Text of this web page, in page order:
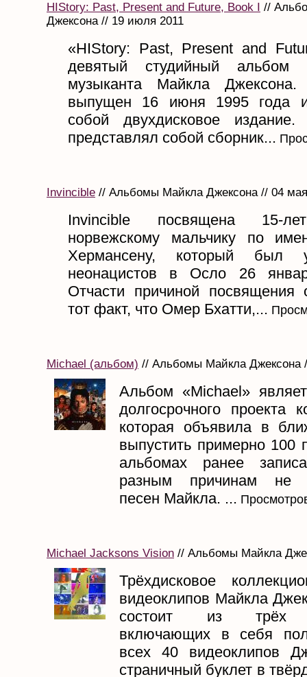
HIStory: Past, Present and Future, Book I //
Джексона // 19 июля 2011
«HIStory: Past, Present and
девятый студийный альбом
музыканта Майкла
выпущен 16 июня 1995 года и
собой двухдисковое
представлял собой сборник...
Invincible // Альбомы Майкла Джексона // 04
Invincible посвящена 15-
норвежскому мальчику по
Хермансену, который был
неонацистов в Осло 26
Отчасти причиной посвящения
тот факт, что Омер Бхатти,...
Michael (альбом) // Альбомы Майкла Джексона
Альбом «Michael»
долгосрочного проекта
которая объявила в
выпустить примерно 100
альбомах ранее
разным причинам не
песен Майкла. ...
Michael Jacksons Vision // Альбомы Майкла
Трёхдисковое
видеоклипов Майкла
состоит из трёх
включающих в себя
всех 40 видеоклипов
страничный буклет в